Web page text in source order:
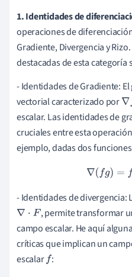
1. Identidades de
operaciones de
Gradiente, Divergencia y
destacadas de esta categoría
- Identidades de Gradiente:
vectorial caracterizado por∇f
escalar. Las identidades de
cruciales entre esta
ejemplo, dadas dos
∇( g)=f
- Identidades de divergencia:
∇⋅ F
, permite transformar
campo escalar. He aquí
críticas que implican un
escalarf :